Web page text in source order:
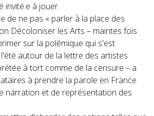
invité.e à jouer.
de ne pas « parler à la place des
Décoloniser les Arts – maintes fois
sur la polémique qui s'est
autour de la lettre des artistes
à tort comme de la censure – a
à prendre la parole en France
narration et de représentation des